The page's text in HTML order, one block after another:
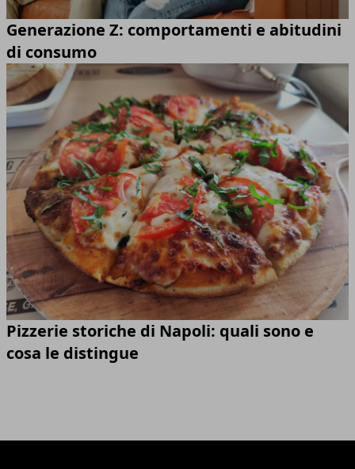
Generazione Z: comportamenti e abitudini
di consumo
Pizzerie storiche di Napoli: quali sono e
cosa le distingue